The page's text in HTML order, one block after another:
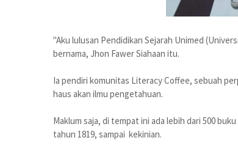
"Aku lulusan Pendidikan Sejarah Unimed
bernama, Jhon Fawer Siahaan itu.
Ia pendiri komunitas Literacy Coffee, sebuah
haus akan ilmu pengetahuan.
Maklum saja, di tempat ini ada lebih dari 500
tahun 1819, sampai kekinian.